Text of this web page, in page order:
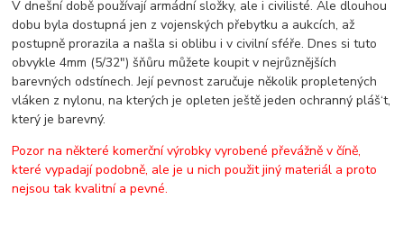
V dnešní době používají armádní složky, ale i civilisté. Ale dlouhou
dobu byla dostupná jen z vojenských přebytku a aukcích, až
postupně prorazila a našla si oblibu i v civilní sféře. Dnes si tuto
obvykle 4mm (5/32") šňůru můžete koupit v nejrůznějších
barevných odstínech. Její pevnost zaručuje několik propletených
vláken z nylonu, na kterých je opleten ještě jeden ochranný pláš‘t,
který je barevný.
Pozor na některé komerční výrobky vyrobené převážně v číně,
které vypadají podobně, ale je u nich použit jiný materiál a proto
nejsou tak kvalitní a pevné.